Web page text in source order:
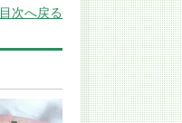
目次へ戻る